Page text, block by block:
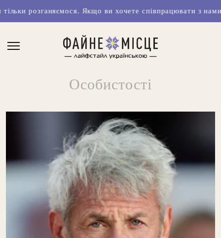
Якщо ви хочете співпрацювати з нами чи маєте класні
Особистості